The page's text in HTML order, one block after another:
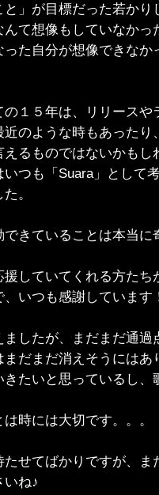
と」が目標だった若か
て想像もしていなかっ
った自分が想像できな
の１５年は、リリース
近のような時もあった
えるものではないかもし
いつも「Suara」として
。
できていることは本当に
援していてくれる方た
、いつも感謝しています
したが、まだまだ通過
だまだ消えそうにはあ
きたいと思っているし
時には大切です。。。
たせてばかりですが、ま
いね♪